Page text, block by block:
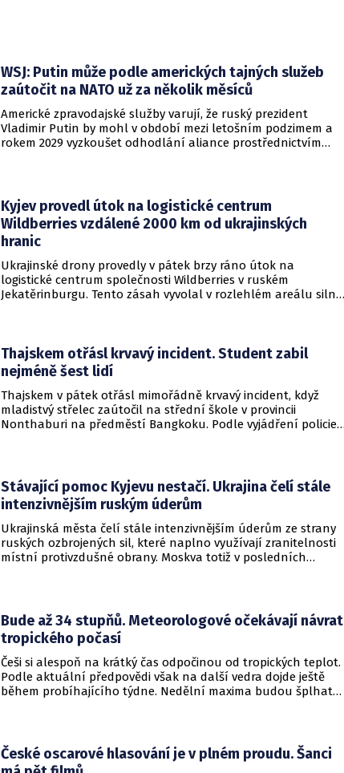
WSJ: Putin může podle amerických tajných služeb
zaútočit na NATO už za několik měsíců
Americké zpravodajské služby varují, že ruský prezident
Vladimir Putin by mohl v období mezi letošním podzimem a
rokem 2029 vyzkoušet odhodlání aliance prostřednictvím
přicházejí v době, kdy Moskva čelí rostoucímu tlaku kvůli
situaci na ukrajinské frontě. Masivní škody, které ukrajinské
drony způsobují ruskému zázemí, totiž Kreml zahnaly do
kouta.
Kyjev provedl útok na logistické centrum
Wildberries vzdálené 2000 km od ukrajinských
hranic
Ukrajinské drony provedly v pátek brzy ráno útok na
logistické centrum společnosti Wildberries v ruském
Jekatěrinburgu. Tento zásah vyvolal v rozlehlém areálu silný
RWB, který řídí veškeré logistické operace.
Thajskem otřásl krvavý incident. Student zabil
nejméně šest lidí
Thajskem v pátek otřásl mimořádně krvavý incident, když
mladistvý střelec zaútočil na střední škole v provincii
Nonthaburi na předměstí Bangkoku. Podle vyjádření policie
Stávající pomoc Kyjevu nestačí. Ukrajina čelí stále
intenzivnějším ruským úderům
Ukrajinská města čelí stále intenzivnějším úderům ze strany
ruských ozbrojených sil, které naplno využívají zranitelnosti
místní protivzdušné obrany. Moskva totiž v posledních
obyvatelstvu dává jen pramalou šanci se včas ukrýt.
Bude až 34 stupňů. Meteorologové očekávají návrat
tropického počasí
Češi si alespoň na krátký čas odpočinou od tropických teplot.
Podle aktuální předpovědi však na další vedra dojde ještě
během probíhajícího týdne. Nedělní maxima budou šplhat
České oscarové hlasování je v plném proudu. Šanci